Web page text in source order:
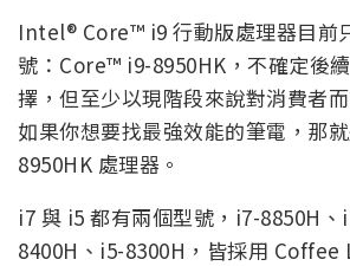
Intel® Core™ i9 行動版處理器目前
號：Core™ i9-8950HK，不確定後
擇，但至少以現階段來說對消費者
如果你想要找最強效能的筆電，那
8950HK 處理器。
i7 與 i5 都有兩個型號，i7-8850H
8400H、i5-8300H，皆採用 Coffee